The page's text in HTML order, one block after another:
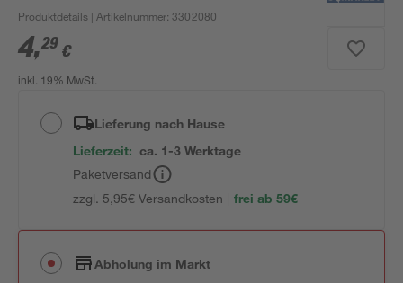
Produktdetails | Artikelnummer:3302080
4,29 €
inkl. 19% MwSt.
Lieferung nach Hause
Lieferzeit: ca. 1-3 Werktage
Paketversand
zzgl. 5,95€ Versandkosten | frei ab 59€
Abholung im Markt